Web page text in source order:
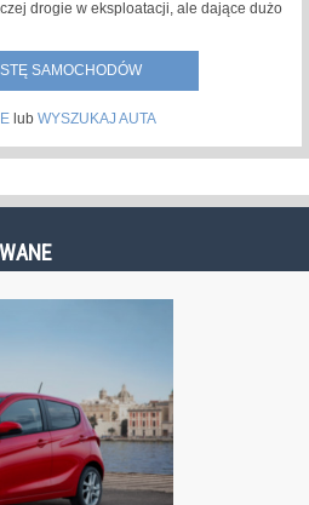
drogie w eksploatacji, ale dające dużo
SAMOCHODÓW
lub WYSZUKAJ AUTA